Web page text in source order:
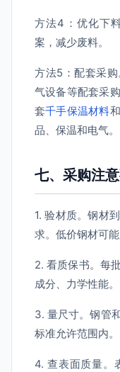
方法4：优化下
案，减少废料。
方法5：配套采
气设备等配套采
套千手保温材料和
品、保温和电气。
七、采购注
1. 验材质。钢材
求。低价钢材可
2. 看质保书。每
成分、力学性能。
3. 量尺寸。钢管
标准允许范围内。
4. 查表面质量。